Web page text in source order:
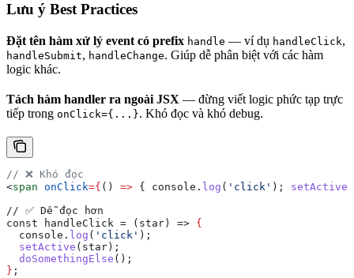
Lưu ý Best Practices
Đặt tên hàm xử lý event có prefix handle — ví dụ handleClick,
handleSubmit, handleChange. Giúp dễ phân biệt với các hàm
logic khác.
Tách hàm handler ra ngoài JSX — đừng viết logic phức tạp trực
tiếp trong onClick={...}. Khó đọc và khó debug.
// ❌ Khó đọc
<span onClick={ () => { console . log ( 'click' ); setActive
// ✅ Dễ đọc hơn
const handleClick = (star) => {
  console
. log ( 'click' );
  setActive
( star );
  doSomethingElse
();
} ;